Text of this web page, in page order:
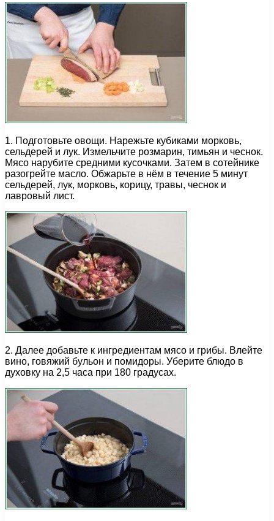
1. Подготовьте овощи. Нарежьте кубиками морковь,
сельдерей и лук. Измельчите розмарин, тимьян и чеснок.
Мясо нарубите средними кусочками. Затем в сотейнике
разогрейте масло. Обжарьте в нём в течение 5 минут
сельдерей, лук, морковь, корицу, травы, чеснок и
лавровый лист.
2. Далее добавьте к ингредиентам мясо и грибы. Влейте
вино, говяжий бульон и помидоры. Уберите блюдо в
духовку на 2,5 часа при 180 градусах.